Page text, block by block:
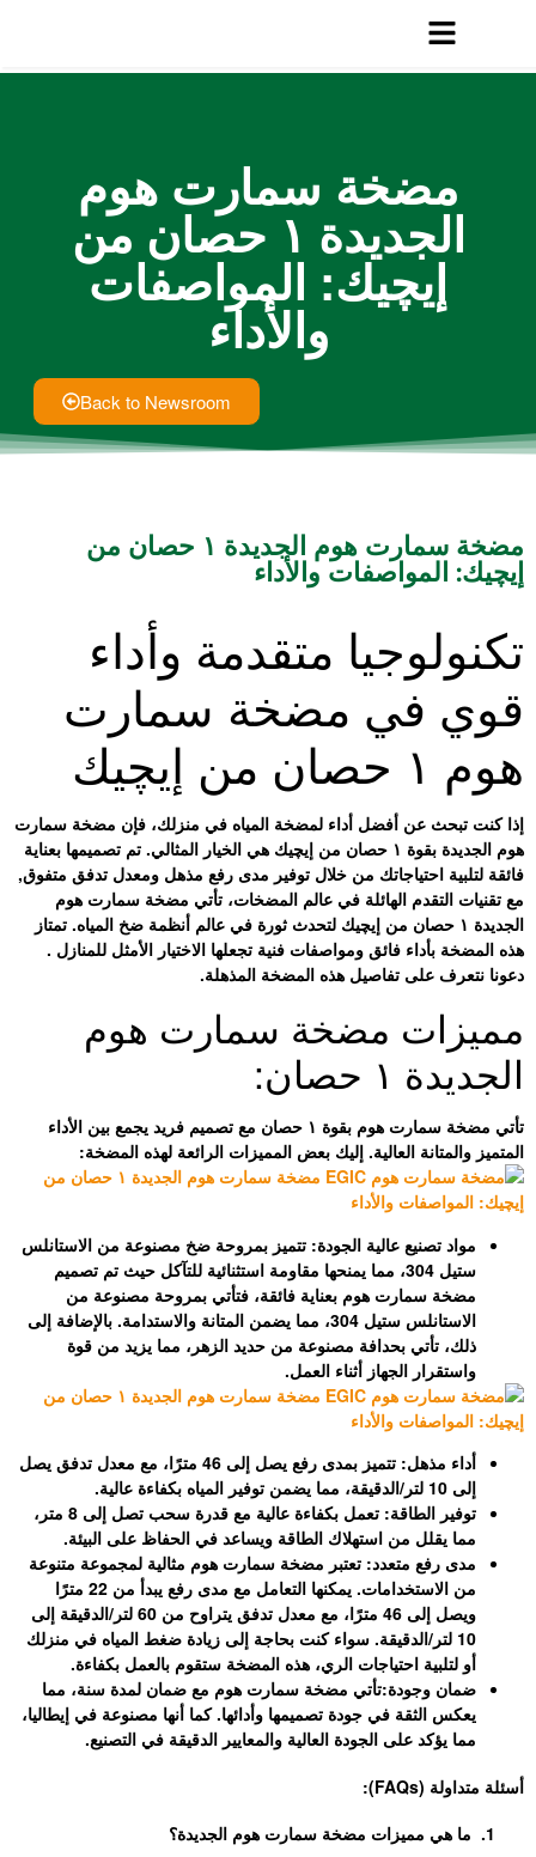
سمارت هوم
الجديدة ١ حصان من
المواصفات
والأداء
Back to Newsroom
مضخة سمارت هوم الجديدة ١ حصان من
والأداء
متقدمة وأداء
مضخة سمارت
أداء لمضخة المياه في منزلك، فإن مضخة سمارت
هوم الجديدة بقوة ١ حصان من إيچيك هي الخيار المثالي. تم تصميمها بعناية
من خلال توفير مدى رفع مذهل ومعدل تدفق متفوق,
في عالم المضخات، تأتي مضخة سمارت هوم
حصان من إيچيك لتحدث ثورة في عالم أنظمة ضخ المياه. تمتاز
ومواصفات فنية تجعلها الاختيار الأمثل للمنازل .
هذه المضخة المذهلة.
مضخة سمارت هوم
تأتي مضخة سمارت هوم بقوة ١ حصان مع تصميم فريد يجمع بين الأداء
إليك بعض المميزات الرائعة لهذه المضخة:
الجودة: تتميز بمروحة ضخ مصنوعة من الاستانلس
304، مما يمنحها مقاومة استثنائية للتآكل حيث تم تصميم
هوم بعناية فائقة، فتأتي بمروحة مصنوعة من
الاستانلس ستيل 304، مما يضمن المتانة والاستدامة. بالإضافة إلى
مصنوعة من حديد الزهر، مما يزيد من قوة
أثناء العمل.
تتميز بمدى رفع يصل إلى 46 مترًا، مع معدل تدفق يصل
تعمل بكفاءة عالية مع قدرة سحب تصل إلى 8 متر،
استهلاك الطاقة ويساعد في الحفاظ على البيئة.
تعتبر مضخة سمارت هوم مثالية لمجموعة متنوعة
من الاستخدامات. يمكنها التعامل مع مدى رفع يبدأ من 22 مترًا
ويصل إلى 46 مترًا، مع معدل تدفق يتراوح من 60 لتر/الدقيقة إلى
سواء كنت بحاجة إلى زيادة ضغط المياه في منزلك
الري، هذه المضخة ستقوم بالعمل بكفاءة.
تأتي مضخة سمارت هوم مع ضمان لمدة سنة، مما
جودة تصميمها وأدائها. كما أنها مصنوعة في إيطاليا،
الجودة العالية والمعايير الدقيقة في التصنيع.
مضخة سمارت هوم الجديدة؟